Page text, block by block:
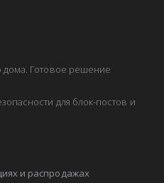
дома. Готовое решение
для блок-постов и
и распродажах